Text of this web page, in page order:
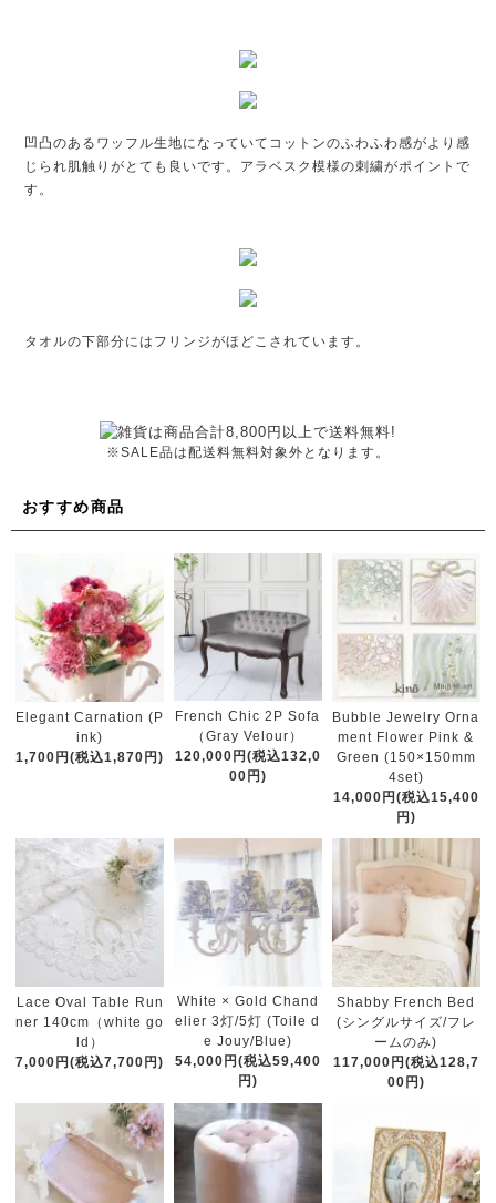
凹凸のあるワッフル生地になっていてコットンのふわふわ感がより感
じられ肌触りがとても良いです。アラベスク模様の刺繍がポイントで
す。
タオルの下部分にはフリンジがほどこされています。
※SALE品は配送料無料対象外となります。
おすすめ商品
Elegant Carnation (P
ink)
1,700円(税込1,870円)
French Chic 2P Sofa
（Gray Velour）
120,000円(税込132,0
00円)
Bubble Jewelry Orna
ment Flower Pink &
Green (150×150mm
4set)
14,000円(税込15,400
円)
Lace Oval Table Run
ner 140cm（white go
ld）
7,000円(税込7,700円)
White × Gold Chand
elier 3灯/5灯 (Toile d
e Jouy/Blue)
54,000円(税込59,400
円)
Shabby French Bed
(シングルサイズ/フレ
ームのみ)
117,000円(税込128,7
00円)